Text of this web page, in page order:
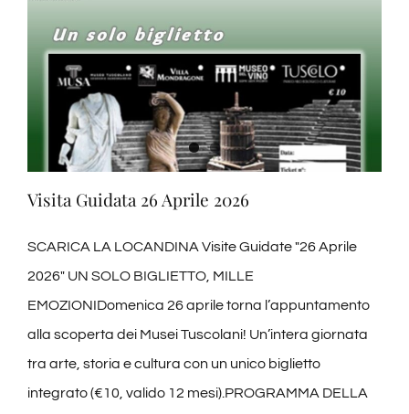
Visita Guidata 26 Aprile 2026
SCARICA LA LOCANDINA Visite Guidate "26 Aprile
2026" UN SOLO BIGLIETTO, MILLE
EMOZIONIDomenica 26 aprile torna l’appuntamento
alla scoperta dei Musei Tuscolani! Un’intera giornata
tra arte, storia e cultura con un unico biglietto
integrato (€10, valido 12 mesi).PROGRAMMA DELLA